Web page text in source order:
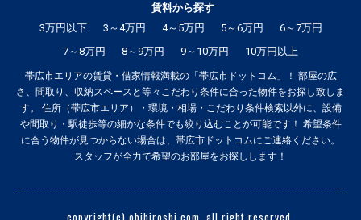
賃料から探す
3万円以下
3～4万円 4～5万円 5～6万円
6～7万円
7～8万円
8～9万円 9～10万円 10万円以上
帯広市エリアの賃貸・借家情報満載の「帯広市ドットコム」！ 部屋の広
さ、間取り、収納スペースと等々こだわり条件に合った物件をお探し致しま
す。 住所（帯広市エリア）・環境・相場・こだわり条件検索以外に、設備
や間取り・駅徒歩等の細かな条件でも絞り込むことが可能です！ 希望条件
に合う物件が見つからない場合は、帯広市ドットコムにご連絡ください。
スタッフが全力で希望のお部屋をお探しします！